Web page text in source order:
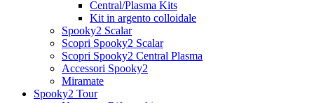
Central/Plasma Kits
Kit in argento colloidale
Spooky2 Scalar
Scopri Spooky2 Scalar
Scopri Spooky2 Central Plasma
Accessori Spooky2
Miramate
Spooky2 Tour